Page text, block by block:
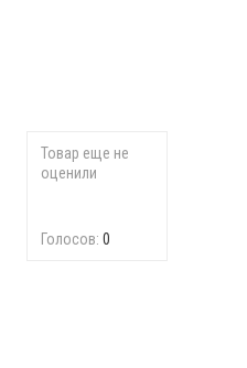
Товар еще не
оценили
Голосов: 0